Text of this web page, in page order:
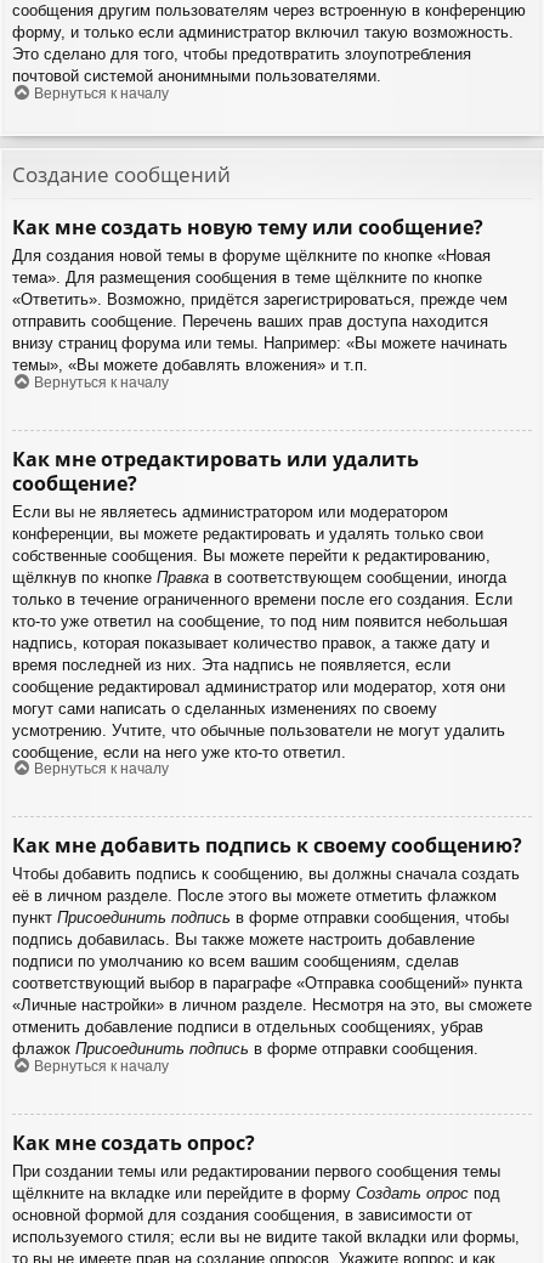
сообщения другим пользователям через встроенную в конференцию
форму, и только если администратор включил такую возможность.
Это сделано для того, чтобы предотвратить злоупотребления
почтовой системой анонимными пользователями.
Вернуться к началу
Создание сообщений
Как мне создать новую тему или сообщение?
Для создания новой темы в форуме щёлкните по кнопке «Новая
тема». Для размещения сообщения в теме щёлкните по кнопке
«Ответить». Возможно, придётся зарегистрироваться, прежде чем
отправить сообщение. Перечень ваших прав доступа находится
внизу страниц форума или темы. Например: «Вы можете начинать
темы», «Вы можете добавлять вложения» и т.п.
Вернуться к началу
Как мне отредактировать или удалить
сообщение?
Если вы не являетесь администратором или модератором
конференции, вы можете редактировать и удалять только свои
собственные сообщения. Вы можете перейти к редактированию,
щёлкнув по кнопке Правка в соответствующем сообщении, иногда
только в течение ограниченного времени после его создания. Если
кто-то уже ответил на сообщение, то под ним появится небольшая
надпись, которая показывает количество правок, а также дату и
время последней из них. Эта надпись не появляется, если
сообщение редактировал администратор или модератор, хотя они
могут сами написать о сделанных изменениях по своему
усмотрению. Учтите, что обычные пользователи не могут удалить
сообщение, если на него уже кто-то ответил.
Вернуться к началу
Как мне добавить подпись к своему сообщению?
Чтобы добавить подпись к сообщению, вы должны сначала создать
её в личном разделе. После этого вы можете отметить флажком
пункт Присоединить подпись в форме отправки сообщения, чтобы
подпись добавилась. Вы также можете настроить добавление
подписи по умолчанию ко всем вашим сообщениям, сделав
соответствующий выбор в параграфе «Отправка сообщений» пункта
«Личные настройки» в личном разделе. Несмотря на это, вы сможете
отменить добавление подписи в отдельных сообщениях, убрав
флажок Присоединить подпись в форме отправки сообщения.
Вернуться к началу
Как мне создать опрос?
При создании темы или редактировании первого сообщения темы
щёлкните на вкладке или перейдите в форму Создать опрос под
основной формой для создания сообщения, в зависимости от
используемого стиля; если вы не видите такой вкладки или формы,
то вы не имеете прав на создание опросов. Укажите вопрос и как